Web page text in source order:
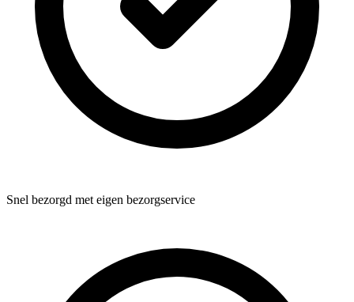
Snel bezorgd met eigen bezorgservice